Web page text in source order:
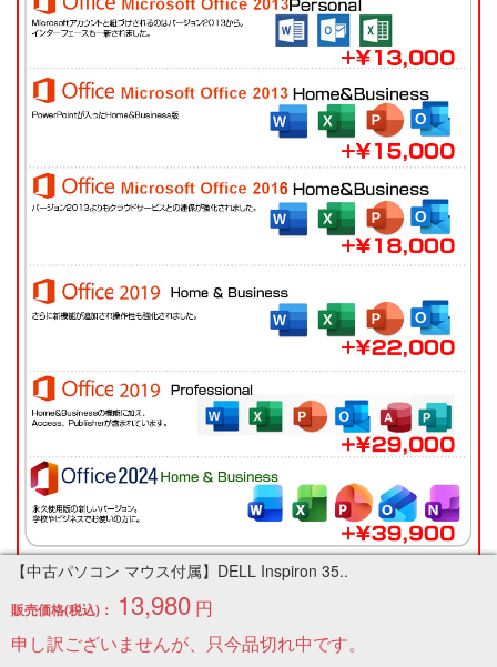
【中古パソコン マウス付属】DELL Inspiron 35..
販売価格(税込)： 13,980 円
申し訳ございませんが、只今品切れ中です。